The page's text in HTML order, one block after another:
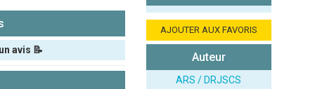
avis 📝
AJOUTER AUX FAVORIS
Auteur
ARS / DRJSCS